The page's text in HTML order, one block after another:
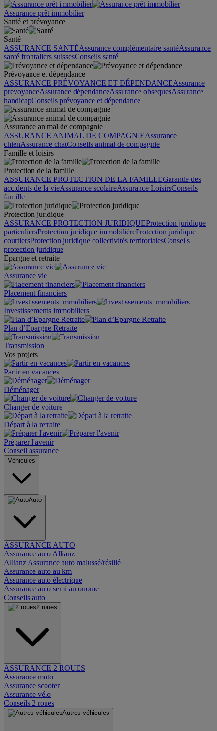
Assurance prêt immobilier
Santé et prévoyance
Santé
ASSURANCE SANTÉAssurance complémentaire santéAssurance
santé frontaliers suissesConseils santé
Prévoyance et dépendance
ASSURANCE PRÉVOYANCE ET DÉPENDANCEAssurance
prévoyanceAssurance dépendanceAssurance obsèquesAssurance
handicapConseils prévoyance et dépendance
Assurance animal de compagnie
ASSURANCE ANIMAL DE COMPAGNIEAssurance
chienAssurance chatConseils animal de compagnie
Famille et loisirs
Protection de la famille
ASSURANCE PROTECTION DE LA FAMILLEGarantie des
accidents de la vieAssurance scolaireAssurance LoisirsConseils
famille
Protection juridique
ASSURANCE PROTECTION JURIDIQUEProtection juridique
particuliersProtection juridique immobilièreProtection juridique
courtiersProtection juridique collectivités territorialesConseils
protection juridique
Epargne et retraite
Assurance vie
Placement financiers
Investissements immobiliers
Plan d’Epargne Retraite
Transmission
Vos projets
Partir en vacances
Déménager
Changer de voiture
Départ à la retraite
Préparer l'avenir
Conseil assurance
Véhicules
Auto
ASSURANCE AUTO
Assurance auto Allianz
Allianz Assurance auto malussé/résilié
Assurance auto au km
Assurance auto électrique
Assurance auto semi autonome
Conseils auto
2 roues
ASSURANCE 2 ROUES
Assurance moto
Assurance scooter
Assurance vélo
Conseils 2 roues
Autres véhicules